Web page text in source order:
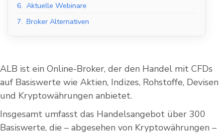
6. Aktuelle Webinare
7. Broker Alternativen
ALB ist ein Online-Broker, der den Handel mit CFDs
auf Basiswerte wie Aktien, Indizes, Rohstoffe, Devisen
und Kryptowährungen anbietet.
Insgesamt umfasst das Handelsangebot über 300
Basiswerte, die – abgesehen von Kryptowährungen –